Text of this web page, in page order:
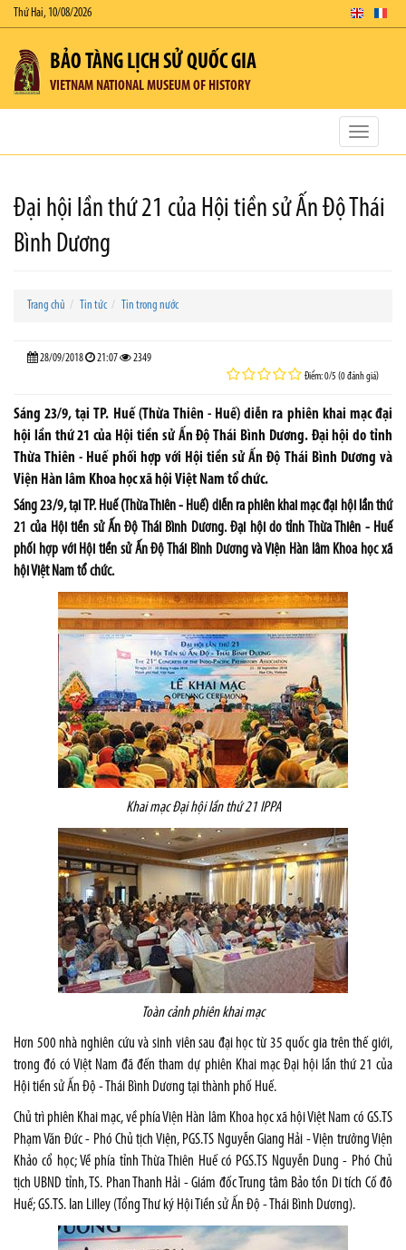
Thứ Hai, 10/08/2026
BẢO TÀNG LỊCH SỬ QUỐC GIA
VIETNAM NATIONAL MUSEUM OF HISTORY
Toggle
Đại hội lần thứ 21 của Hội tiền sử Ấn Độ Thái
Bình Dương
Trang chủ Tin tức Tin trong nước
28/09/2018 21:07 2349
Điểm: 0/5 (0 đánh giá)
Sáng 23/9, tại TP. Huế (Thừa Thiên - Huế) diễn ra phiên khai mạc đại
hội lần thứ 21 của Hội tiền sử Ấn Độ Thái Bình Dương. Đại hội do tỉnh
Thừa Thiên - Huế phối hợp với Hội tiền sử Ấn Độ Thái Bình Dương và
Viện Hàn lâm Khoa học xã hội Việt Nam tổ chức.
Sáng 23/9, tại TP. Huế (Thừa Thiên - Huế) diễn ra phiên khai mạc đại hội lần thứ
21 của Hội tiền sử Ấn Độ Thái Bình Dương. Đại hội do tỉnh Thừa Thiên - Huế
phối hợp với Hội tiền sử Ấn Độ Thái Bình Dương và Viện Hàn lâm Khoa học xã
hội Việt Nam tổ chức.
Khai mạc Đại hội lần thứ 21 IPPA
Toàn cảnh phiên khai mạc
Hơn 500 nhà nghiên cứu và sinh viên sau đại học từ 35 quốc gia trên thế giới,
trong đó có Việt Nam đã đến tham dự phiên Khai mạc Đại hội lần thứ 21 của
Hội tiền sử Ấn Độ - Thái Bình Dương tại thành phố Huế.
Chủ trì phiên Khai mạc, về phía Viện Hàn lâm Khoa học xã hội Việt Nam có GS.TS
Phạm Văn Đức - Phó Chủ tịch Viện, PGS.TS Nguyễn Giang Hải - Viện trưởng Viện
Khảo cổ học; Về phía tỉnh Thừa Thiên Huế có PGS.TS Nguyễn Dung - Phó Chủ
tịch UBND tỉnh, TS. Phan Thanh Hải - Giám đốc Trung tâm Bảo tồn Di tích Cố đô
Huế; GS.TS. Ian Lilley (Tổng Thư ký Hội Tiền sử Ấn Độ - Thái Bình Dương).